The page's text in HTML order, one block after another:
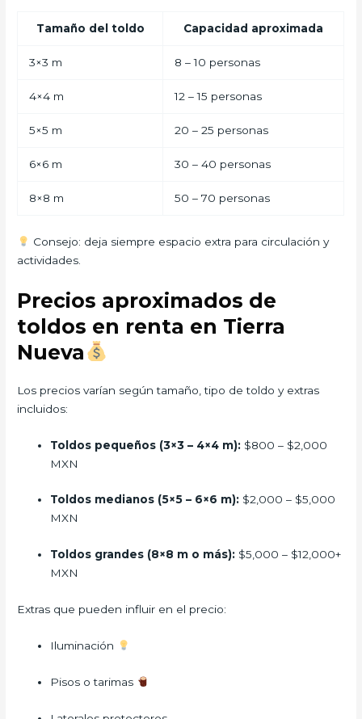
Tamaño del toldo Capacidad aproximada
3×3 m 8 – 10 personas
4×4 m 12 – 15 personas
5×5 m 20 – 25 personas
6×6 m 30 – 40 personas
8×8 m 50 – 70 personas
Consejo: deja siempre espacio extra para circulación y
actividades.
Precios aproximados de
toldos en renta en Tierra
Nueva
Los precios varían según tamaño, tipo de toldo y extras
incluidos:
Toldos pequeños (3×3 – 4×4 m): $800 – $2,000
MXN
Toldos medianos (5×5 – 6×6 m): $2,000 – $5,000
MXN
Toldos grandes (8×8 m o más): $5,000 – $12,000+
MXN
Extras que pueden influir en el precio:
Iluminación
Pisos o tarimas